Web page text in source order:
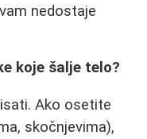
nedostaje
koje šalje telo?
Ako osetite
skočnjevima),